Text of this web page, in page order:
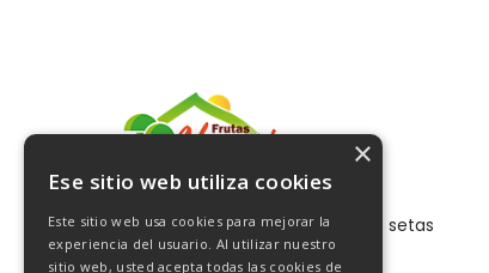
Especialistas en champiñones, setas
y frutas tropicales.
×
Ese sitio web utiliza cookies
Este sitio web usa cookies para mejorar la
experiencia del usuario. Al utilizar nuestro
sitio web, usted acepta todas las cookies de